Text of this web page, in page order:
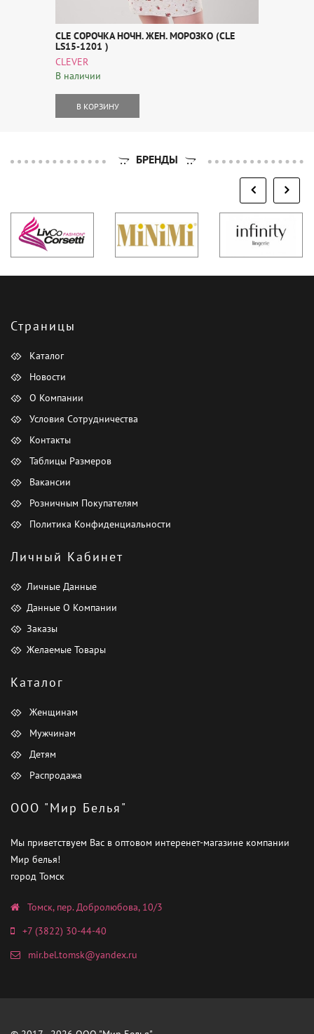
CLE СОРОЧКА НОЧН. ЖЕН. МОРОЗКО (CLE
LS15-1201 )
CLEVER
В наличии
В КОРЗИНУ
БРЕНДЫ
Страницы
Каталог
Новости
О Компании
Условия Сотрудничества
Контакты
Таблицы Размеров
Вакансии
Розничным Покупателям
Политика Конфиденциальности
Личный Кабинет
Личные Данные
Данные О Компании
Заказы
Желаемые Товары
Каталог
Женщинам
Мужчинам
Детям
Распродажа
ООО "Мир Белья"
Мы приветствуем Вас в оптовом интеренет-магазине компании
Мир белья!
город Томск
Томск, пер. Добролюбова, 10/3
+7 (3822) 30-44-40
mir.bel.tomsk@yandex.ru